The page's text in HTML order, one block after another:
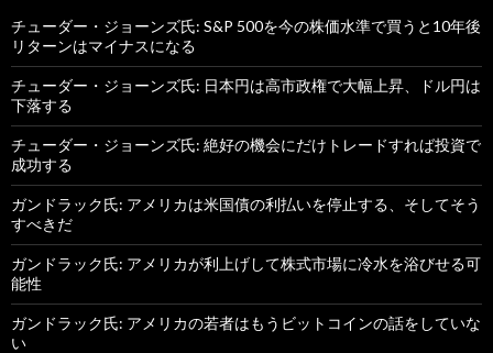
チューダー・ジョーンズ氏: S&P 500を今の株価水準で買うと10年後
リターンはマイナスになる
チューダー・ジョーンズ氏: 日本円は高市政権で大幅上昇、ドル円は
下落する
チューダー・ジョーンズ氏: 絶好の機会にだけトレードすれば投資で
成功する
ガンドラック氏: アメリカは米国債の利払いを停止する、そしてそう
すべきだ
ガンドラック氏: アメリカが利上げして株式市場に冷水を浴びせる可
能性
ガンドラック氏: アメリカの若者はもうビットコインの話をしていな
い